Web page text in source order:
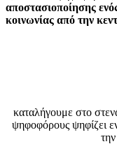
αποστασιοποίησης
κοινωνίας από την
καταλήγουμε στο
ψηφοφόρους ψηφίζει